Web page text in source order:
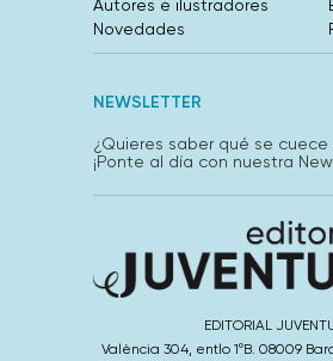
Autores e ilustradores
Novedades
NEWSLETTER
¿Quieres saber qué se
¡Ponte al día con nuestra
EDITORIAL
València 304, entlo 1ºB. 08009